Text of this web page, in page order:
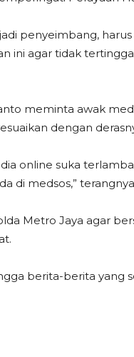
penyeimbang,
ini agar tidak
meminta awak
dengan
online suka
di medsos,”
Metro Jaya agar
berita-berita yang